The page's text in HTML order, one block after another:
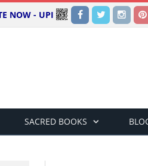
Facebook
Twitter
NOW - UPI
SACRED BOOKS